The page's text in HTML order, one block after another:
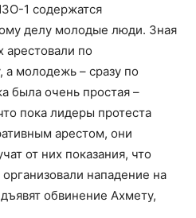
1 содержатся
делу молодые люди. Зная
арестовали по
а молодежь – сразу по
была очень простая –
пока лидеры протеста
арестом, они
от них показания, что
нападение на
обвинение Ахмету,